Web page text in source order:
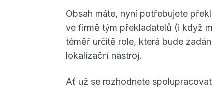
Obsah máte, nyní potřebujete
ve firmě tým překladatelů (i když
téměř určitě role, která bude
lokalizační nástroj.
Ať už se rozhodnete